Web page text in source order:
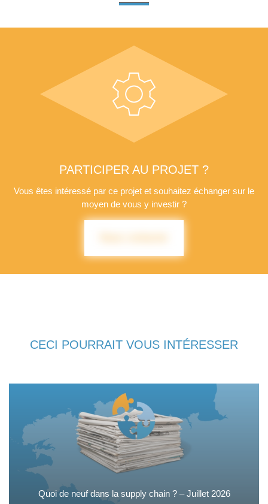
PARTICIPER AU PROJET ?
Vous êtes intéressé par ce projet et souhaitez échanger sur le
moyen de vous y investir ?
CECI POURRAIT VOUS INTÉRESSER
Quoi de neuf dans la supply chain ? – Juillet 2026